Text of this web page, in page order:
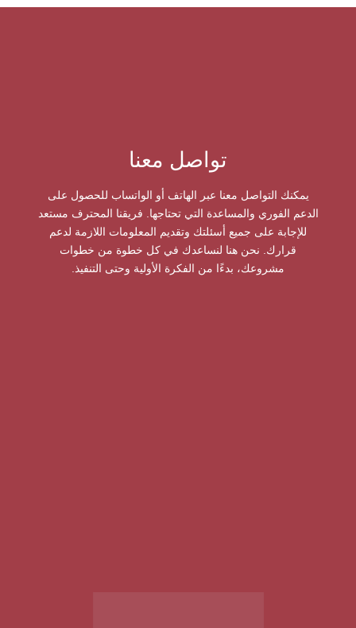
تواصل معنا
يمكنك التواصل معنا عبر الهاتف أو الواتساب للحصول على
الدعم الفوري والمساعدة التي تحتاجها. فريقنا المحترف مستعد
للإجابة على جميع أسئلتك وتقديم المعلومات اللازمة لدعم
قرارك. نحن هنا لنساعدك في كل خطوة من خطوات
مشروعك، بدءًا من الفكرة الأولية وحتى التنفيذ.